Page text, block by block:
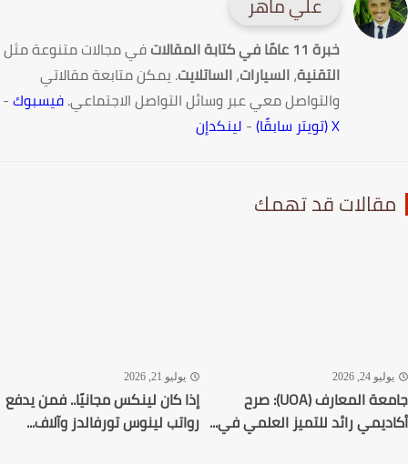
خبرة 11 عامًا في كتابة المقالات
في مجالات متنوعة مثل
التقنية،السيارات،الساتلايت. يمكن متابعة مقالاتي
والتواصل معي عبر وسائل التواصل الاجتماعي.فيسبوك-
-لينكدإن
قد تهمك
24, 2026
جامعة المعارف (UOA): صرح
رائد للتميز العلمي في...
يوليو 21, 2026
إذا كان لينكس مجانيًا.. فمن يدفع
رواتب لينوس تورفالدز وآلاف...